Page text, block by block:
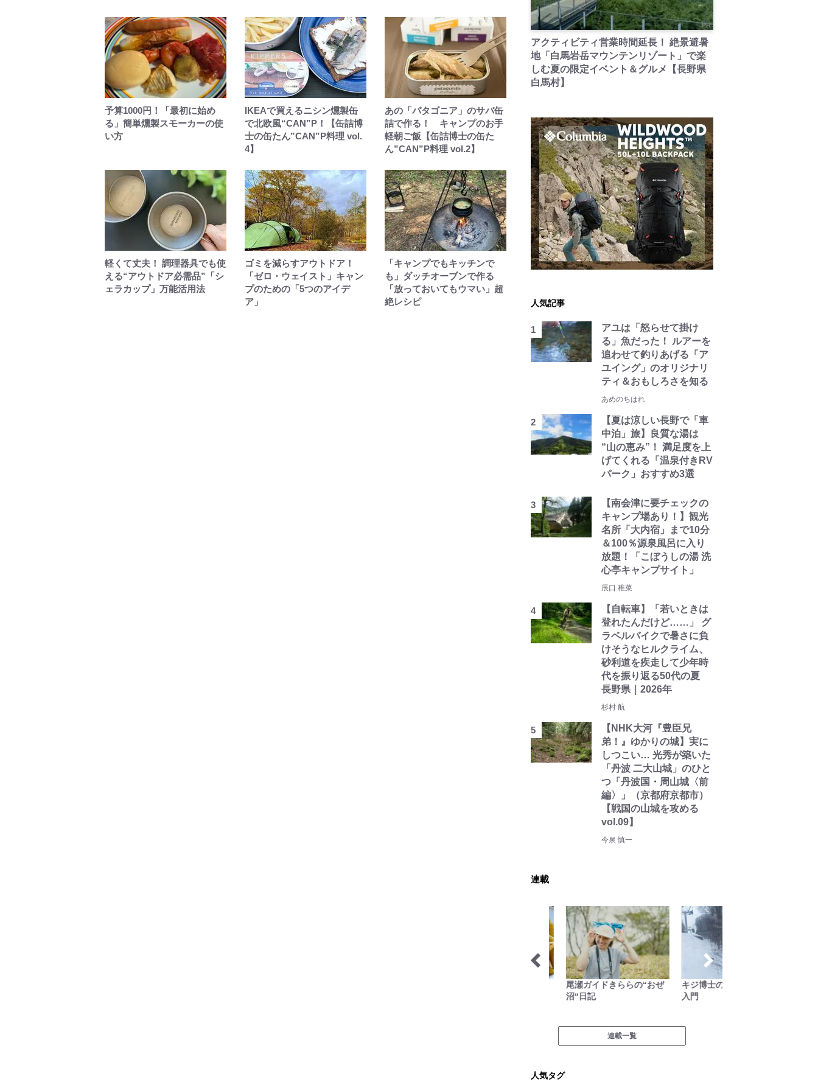
予算1000円！「最初に始め
る」簡単燻製スモーカーの使
い方
IKEAで買えるニシン燻製缶
で北欧風“CAN”P！【缶詰博
士の缶たん”CAN”P料理 vol.
4】
あの「パタゴニア」のサバ缶
詰で作る！ キャンプのお手
軽朝ご飯【缶詰博士の缶た
ん”CAN”P料理 vol.2】
軽くて丈夫！ 調理器具でも使
える“アウトドア必需品”「シ
ェラカップ」万能活用法
ゴミを減らすアウトドア！
「ゼロ・ウェイスト」キャン
プのための「5つのアイデ
ア」
「キャンプでもキッチンで
も」ダッチオーブンで作る
「放っておいてもウマい」超
絶レシピ
PR
アクティビティ営業時間延長！ 絶景避暑
地「白馬岩岳マウンテンリゾート」で楽
しむ夏の限定イベント＆グルメ【長野県
白馬村】
人気記事
アユは「怒らせて掛け
る」魚だった！ ルアーを
追わせて釣りあげる「ア
ユイング」のオリジナリ
ティ＆おもしろさを知る
あめのちはれ
【夏は涼しい長野で「車
中泊」旅】良質な湯は
“山の恵み”！ 満足度を上
げてくれる「温泉付きRV
パーク」おすすめ3選
【南会津に要チェックの
キャンプ場あり！】観光
名所「大内宿」まで10分
＆100％源泉風呂に入り
放題！「こぼうしの湯 洗
心亭キャンプサイト」
辰口 稚菜
【自転車】「若いときは
登れたんだけど……」 グ
ラベルバイクで暑さに負
けそうなヒルクライム、
砂利道を疾走して少年時
代を振り返る50代の夏
長野県｜2026年
杉村 航
【NHK大河『豊臣兄
弟！』ゆかりの城】実に
しつこい… 光秀が築いた
「丹波 二大山城」のひと
つ「丹波国・周山城〈前
編〉」（京都府京都市）
【戦国の山城を攻める
vol.09】
今泉 慎一
連載
尾瀬ガイドきららの“おぜ
沼“日記
キジ博士のナチュラリスト
入門
連載一覧
人気タグ